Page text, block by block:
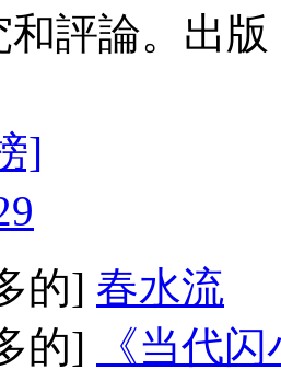
評論。出
]
的] 春水流
的]
《当代